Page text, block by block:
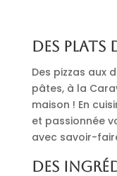
Des plats
Des pizzas aux
pâtes, à la
maison ! En
et passionnée
avec savoir-
Des